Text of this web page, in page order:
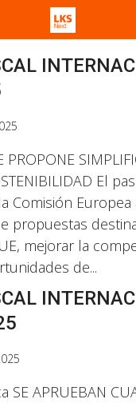
El
Comisión
propuestas
mejorar la
de...
SE APRUEBAN